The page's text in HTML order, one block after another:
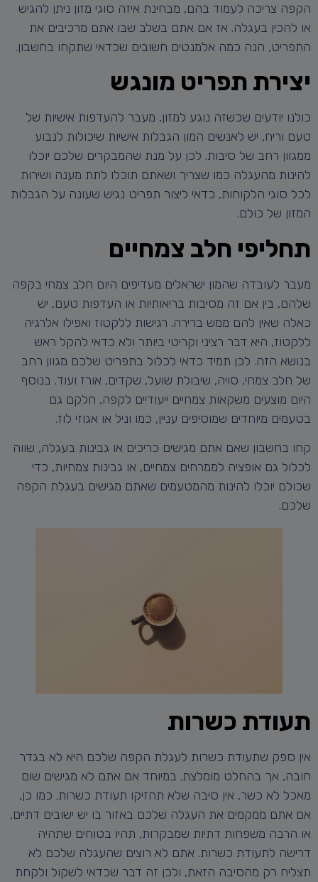
הקפה צריכה לעמוד בהם, מבחינת איזה סוגי מזון ניתן להגיש
או להכין בעגלה. אז אם אתם בשלב שבו אתם מרכיבים את
התפריט, הנה כמה אלמנטים חשובים שכדאי שתקחו בחשבון.
יצירת תפריט מונגש
כולנו יודעים שכשזה נוגע למזון, מעבר להעדפות אישיות של
טעם וריח, יש לאנשים המון הגבלות אישיות שיכולות לנבוע
ממגוון רחב של סיבות. לכן על מנת שהמבקרים שלכם יוכלו
להינות מהעגלה כמו שצריך ושאתם תוכלו לתת מענה ושירות
לכל סוגי הלקוחות, כדאי ליצור תפריט נגיש שעונה על הגבלות
המזון של כולם.
תחליפי חלב צמחיים
מעבר לעובדה שהמון ישראלים מעדיפים היום חלב צמחי בקפה
שלהם, בין אם זה מסיבות בריאותיות או העדפות טעם, יש
כאלה שאין להם ממש ברירה. רגישות ללקטוז ואפילו אלרגיה
ללקטוז, היא דבר רציני וקריטי ביותר ולא כדאי להקל ראש
בנושא הזה. לכן תמיד כדאי לכלול בתפריט שלכם מגוון רחב
של חלב צמחי, סויה, שיבולת שועל, שקדים, אורז ועוד. בנוסף
היום מוצעים משקאות צמחיים ייעודיים לקפה, חלקם גם
בטעמים מיוחדים שמוסיפים עניין, כמו וניל או אגוזי לוז.
קחו בחשבון שאם אתם מגישים כריכים או גבינות בעגלה, שווה
לכלול גם אופציה לממרחים צמחיים, או גבינות צמחיות, כדי
שכולם יוכלו להינות מהמטעמים שאתם מגישים בעגלת הקפה
שלכם.
תעודת כשרות
אין ספק שתעודת כשרות לעגלת הקפה שלכם היא לא בגדר
חובה, אך בהחלט מומלצת. במיוחד אם אתם לא מגישים שום
מאכל לא כשר, אין סיבה שלא תחזיקו תעודת כשרות. כמו כן,
אם אתם ממקמים את העגלה שלכם באזור בו יש ישובים דתיים,
או הרבה משפחות דתיות שמבקרות, תהיו בטוחים שתהיה
דרישה לתעודת כשרות. אתם לא רוצים שהעגלה שלכם לא
תצליח רק מהסיבה הזאת, ולכן זה דבר שכדאי לשקול ולקחת